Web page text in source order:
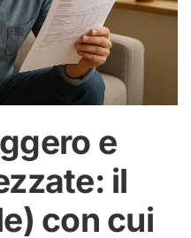
e
il
con cui